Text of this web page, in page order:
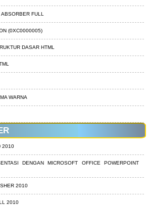
FULL
(0XC0000005)
DASAR HTML
WARNA
2010
DENGAN MICROSOFT OFFICE POWERPOINT
2010
2010